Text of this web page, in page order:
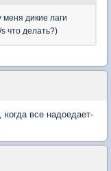
дикие лаги
что делать?)
когда все надоедает-